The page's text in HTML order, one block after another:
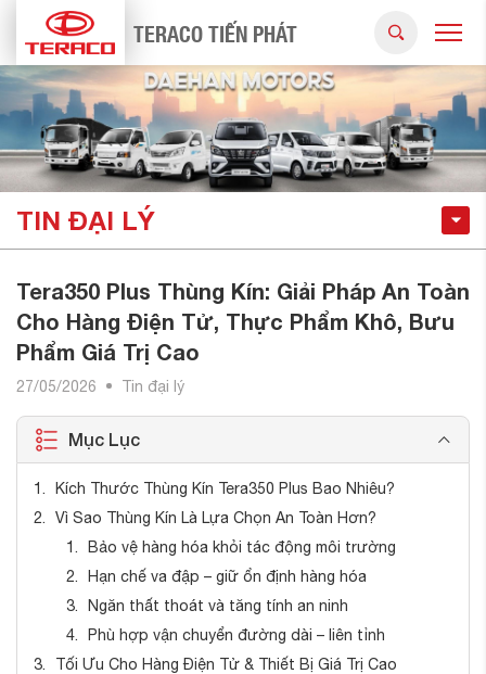
TERACO TIẾN PHÁT
TIN ĐẠI LÝ
Tera350 Plus Thùng Kín: Giải Pháp An Toàn
Cho Hàng Điện Tử, Thực Phẩm Khô, Bưu
Phẩm Giá Trị Cao
27/05/2026 Tin đại lý
Mục Lục
Kích Thước Thùng Kín Tera350 Plus Bao Nhiêu?
Vì Sao Thùng Kín Là Lựa Chọn An Toàn Hơn?
Bảo vệ hàng hóa khỏi tác động môi trường
Hạn chế va đập – giữ ổn định hàng hóa
Ngăn thất thoát và tăng tính an ninh
Phù hợp vận chuyển đường dài – liên tỉnh
Tối Ưu Cho Hàng Điện Tử & Thiết Bị Giá Trị Cao